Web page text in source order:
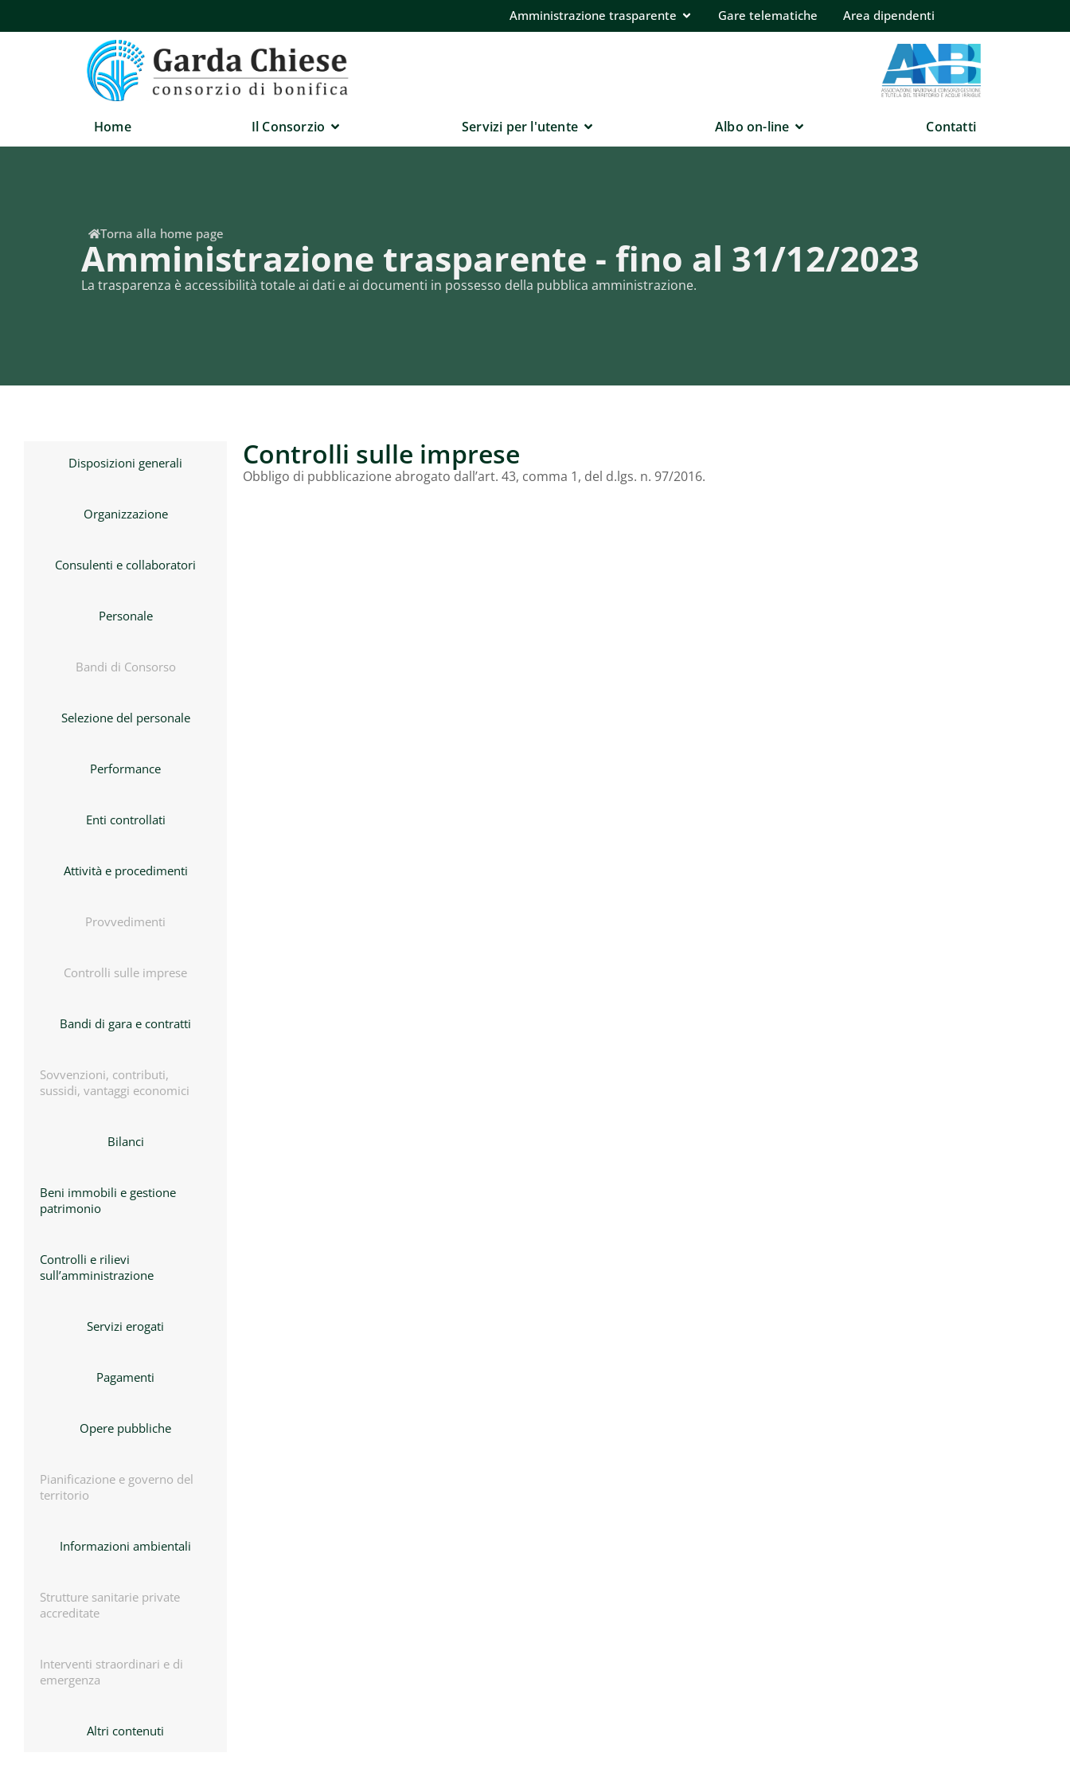
Amministrazione trasparente Gare telematiche Area dipendenti
Home Il Consorzio Servizi per l'utente Albo on-line Contatti
Amministrazione trasparente - fino al 31/12/2023
La trasparenza è accessibilità totale ai dati e ai documenti in possesso della pubblica amministrazione.
Torna alla home page
Disposizioni generali
Organizzazione
Consulenti e collaboratori
Personale
Bandi di Consorso
Selezione del personale
Performance
Enti controllati
Attività e procedimenti
Provvedimenti
Controlli sulle imprese
Bandi di gara e contratti
Sovvenzioni, contributi,
sussidi, vantaggi economici
Bilanci
Beni immobili e gestione
patrimonio
Controlli e rilievi
sull’amministrazione
Servizi erogati
Pagamenti
Opere pubbliche
Pianificazione e governo del
territorio
Informazioni ambientali
Strutture sanitarie private
accreditate
Interventi straordinari e di
emergenza
Altri contenuti
Controlli sulle imprese
Obbligo di pubblicazione abrogato dall’art. 43, comma 1, del d.lgs. n. 97/2016.